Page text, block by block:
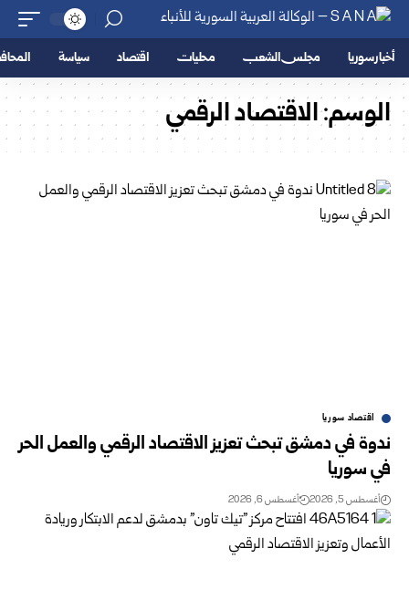
أخبار سوريا مجلس الشعب محليات اقتصاد سياسة
الوسم:الاقتصاد الرقمي
اقتصاد سوريا
ندوة في دمشق تبحث تعزيز الاقتصاد الرقمي والعمل الحر
في سوريا ‏
أغسطس 5, 2026 أغسطس 6, 2026